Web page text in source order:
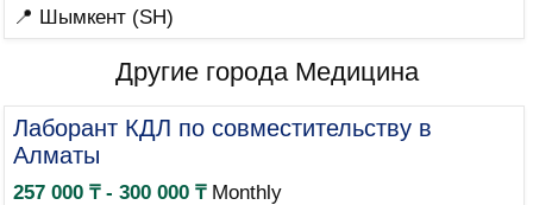
📍 Шымкент (SH)
Другие города Медицина
Лаборант КДЛ по совместительству в
Алматы
257 000 ₸ - 300 000 ₸Monthly